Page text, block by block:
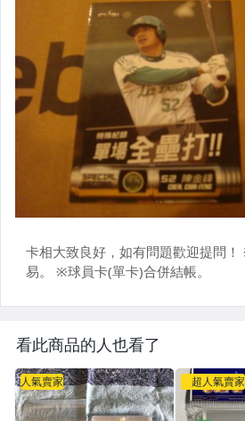
看此商品的人也看了
人氣賣家 超人氣賣家